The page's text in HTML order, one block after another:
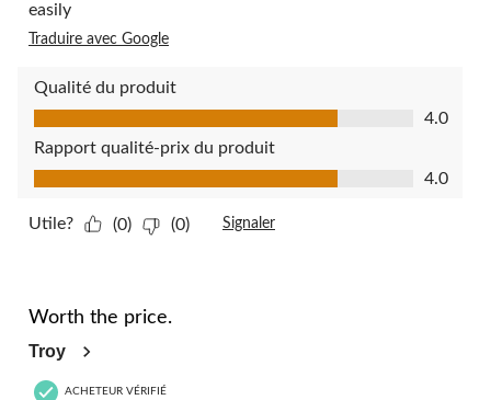
easily
Traduire avec Google
Qualité du produit
Qualité du produit, 4.0 sur 5
4.0
Rapport qualité-prix du produit
Rapport qualité-prix du produit, 4.0 sur 5
4.0
Utile? (0) (0) Signaler
Worth the price.
Troy
ACHETEUR VÉRIFIÉ